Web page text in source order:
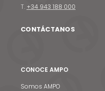
T. +34 943 188 000
CONTÁCTANOS
CONOCE AMPO
Somos AMPO